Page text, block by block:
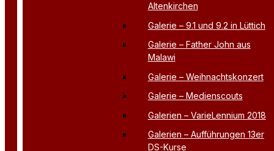
Altenkirchen
Galerie – 9.1 und 9.2 in Lüttich
Galerie – Father John aus
Malawi
Galerie – Weihnachtskonzert
Galerie – Medienscouts
Galerien – VarieLennium 2018
Galerien – Aufführungen 13er
DS-Kurse